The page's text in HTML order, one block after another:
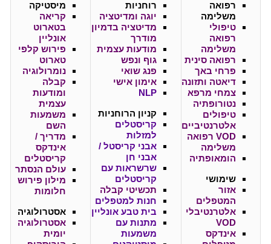
רפואה
משלימה
טיפולי
רפואה
משלימה
רפואה סינית
פרחי באך
דיאטה ותזונה
צמחי מרפא
נטורופתיה
טיפולים
אלטרנטיביים
VOD רפואה
משלימה
הומאופתיה
שימושי
אזור
המטפלים
אלטרנטיבלי
VOD
אינדקס
רוחניות
יוגה ומדיטציה
מדיטציה בדמיון
מודרך
מודעות עצמית
גוף ונפש
פנג שואי
אימון אישי
NLP
קניון הרוחניות
קריסטלים
למזלות
אבני קריסטל /
אבני חן
שרשראות עם
קריסטלים
תכשיטי קבלה
חנות למטפלים
בית טבע אונליין
מתנות עם
משמעות
מיסטיקה
קריאה
בטארוט
אונליין
פירוש קלפי
טארוט
נומרולוגיה
קבלה
ומודעות
עצמית
משמעות
השם
מדריך /
אינדקס
קריסטלים
עולם הנסתר
מילון פירוש
חלומות
אסטרולוגיה
אסטרולוגיה
יומית